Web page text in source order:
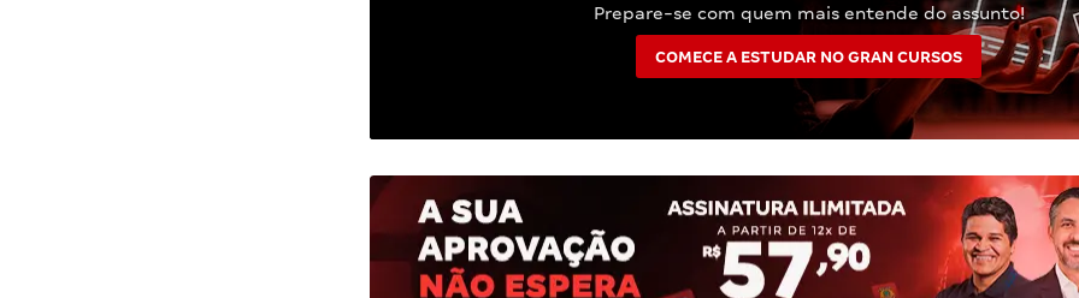
Prepare-se com quem mais entende do assunto!
COMECE A ESTUDAR NO GRAN CURSOS